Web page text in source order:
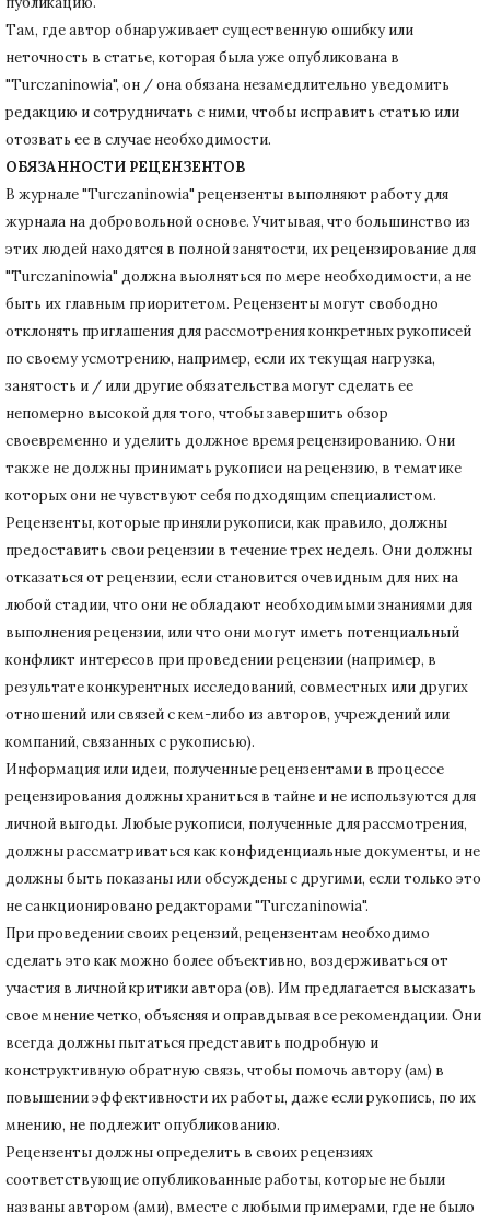
Там, где автор обнаруживает существенную ошибку или
неточность в статье, которая была уже опубликована в
"Turczaninowia", он / она обязана незамедлительно уведомить
редакцию и сотрудничать с ними, чтобы исправить статью или
отозвать ее в случае необходимости.
ОБЯЗАННОСТИ РЕЦЕНЗЕНТОВ
В журнале "Turczaninowia" рецензенты выполняют работу для
журнала на добровольной основе.Учитывая, что большинство из
этих людей находятся в полной занятости, их рецензирование для
"Turczaninowia" должна выолняться по мере необходимости, а не
быть их главным приоритетом. Рецензенты могут свободно
отклонять приглашения для рассмотрения конкретных рукописей
по своему усмотрению, например, если их текущая нагрузка,
занятость и / или другие обязательства могут сделать ее
непомерно высокой для того, чтобы завершить обзор
своевременно и уделить должное время рецензированию. Они
также не должны принимать рукописи на рецензию, в тематике
которых они не чувствуют себя подходящим специалистом.
Рецензенты, которые приняли рукописи, как правило, должны
предоставить свои рецензии в течение трех недель. Они должны
отказаться от рецензии, если становится очевидным для них на
любой стадии, что они не обладают необходимыми знаниями для
выполнения рецензии, или что они могут иметь потенциальный
конфликт интересов при проведении рецензии (например, в
результате конкурентных исследований, совместных или других
отношений или связей с кем-либо из авторов, учреждений или
компаний, связанных с рукописью).
Информация или идеи, полученные рецензентами в процессе
рецензирования должны храниться в тайне и не используются для
личной выгоды. Любые рукописи, полученные для рассмотрения,
должны рассматриваться как конфиденциальные документы, и не
должны быть показаны или обсуждены с другими, если только это
не санкционировано редакторами "Turczaninowia".
При проведении своих рецензий, рецензентам необходимо
сделать это как можно более объективно, воздерживаться от
участия в личной критики автора (ов). Им предлагается высказать
свое мнение четко, объясняя и оправдывая все рекомендации. Они
всегда должны пытаться представить подробную и
конструктивную обратную связь, чтобы помочь автору (ам) в
повышении эффективности их работы, даже если рукопись, по их
мнению, не подлежит опубликованию.
Рецензенты должны определить в своих рецензиях
соответствующие опубликованные работы, которые не были
названы автором (ами), вместе с любыми примерами, где не было